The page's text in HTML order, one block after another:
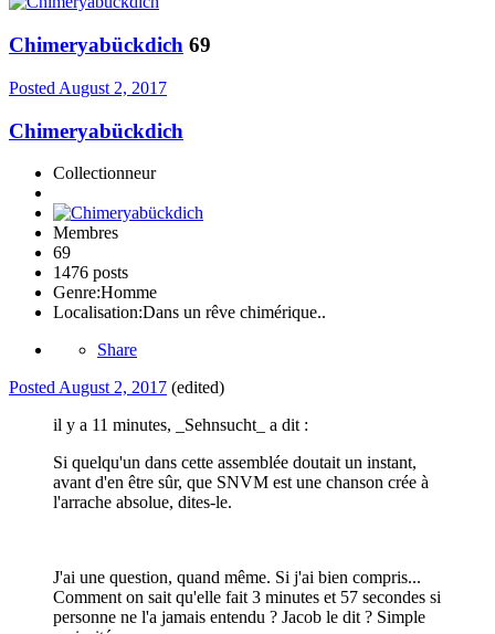
Chimeryabückdich 69
Posted August 2, 2017
Chimeryabückdich
Collectionneur
Membres
69
1476 posts
Genre:Homme
Localisation:Dans un rêve chimérique..
Share
Posted August 2, 2017 (edited)
il y a 11 minutes, _Sehnsucht_ a dit :
Si quelqu'un dans cette assemblée doutait un instant,
avant d'en être sûr, que SNVM est une chanson crée à
l'arrache absolue, dites-le.
J'ai une question, quand même. Si j'ai bien compris...
Comment on sait qu'elle fait 3 minutes et 57 secondes si
personne ne l'a jamais entendu ? Jacob le dit ? Simple